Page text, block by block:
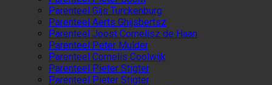
Parenteel Gijs Turckenburg
Parenteel Aerts Ghijsbertsz
Parenteel Joost Cornelisz de Haan
Parenteel Peter Mulder
Parenteel Cornelis Coolwijk
Parenteel Pieter Stigter
Parenteel Pieter Stigter